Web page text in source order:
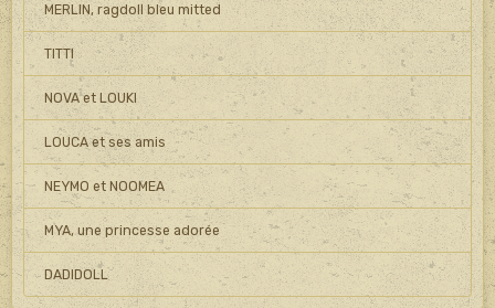
MERLIN, ragdoll bleu mitted
TITTI
NOVA et LOUKI
LOUCA et ses amis
NEYMO et NOOMEA
MYA, une princesse adorée
DADIDOLL